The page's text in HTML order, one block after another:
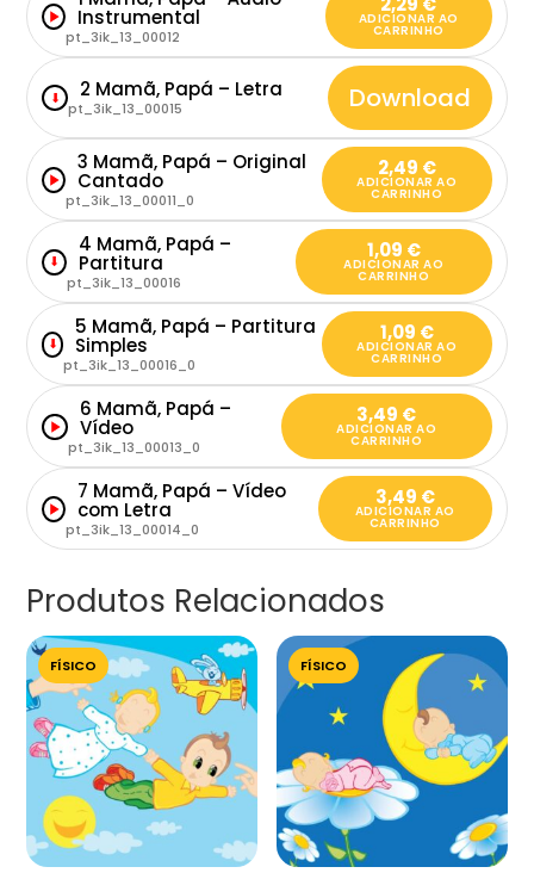
Instrumental
pt_3ik_13_00012
ADICIONAR AO
CARRINHO
⬇ 2 Mamã, Papá – Letra
pt_3ik_13_00015 Download
3 Mamã, Papá – Original
Cantado
pt_3ik_13_00011_0
2,49 €
ADICIONAR AO
CARRINHO
⬇
4 Mamã, Papá –
Partitura
pt_3ik_13_00016
1,09 €
ADICIONAR AO
CARRINHO
⬇
5 Mamã, Papá – Partitura
Simples
pt_3ik_13_00016_0
1,09 €
ADICIONAR AO
CARRINHO
6 Mamã, Papá –
Vídeo
pt_3ik_13_00013_0
3,49 €
ADICIONAR AO
CARRINHO
7 Mamã, Papá – Vídeo
com Letra
pt_3ik_13_00014_0
3,49 €
ADICIONAR AO
CARRINHO
Produtos Relacionados
FÍSICO FÍSICO